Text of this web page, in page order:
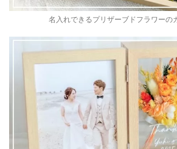
名入れできるプリザーブドフラワーの